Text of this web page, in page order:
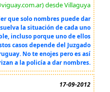
desde Villaguya
que solo nombres puede dar
la situación de cada uno
incluso porque uno de ellos
casos depende del Juzgado
No te enojes pero es así
a la policía a dar nombres.
17-09-2012